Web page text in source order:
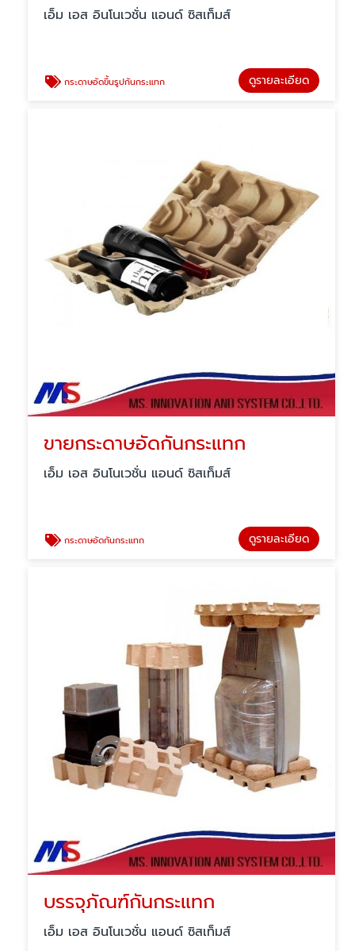
เอ็ม เอส อินโนเวชั่น แอนด์ ซิสเท็มส์
กระดาษอัดขึ้นรูปกันกระแทก ดูรายละเอียด
ขายกระดาษอัดกันกระแทก
เอ็ม เอส อินโนเวชั่น แอนด์ ซิสเท็มส์
กระดาษอัดกันกระแทก ดูรายละเอียด
บรรจุภัณฑ์กันกระแทก
เอ็ม เอส อินโนเวชั่น แอนด์ ซิสเท็มส์